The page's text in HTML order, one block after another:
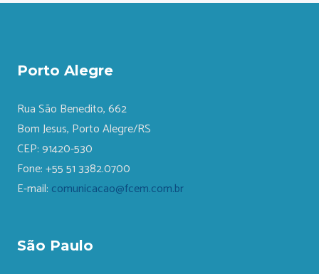
Porto Alegre
Rua São Benedito, 662
Bom Jesus, Porto Alegre/RS
CEP: 91420-530
Fone: +55 51 3382.0700
E-mail: comunicacao@fcem.com.br
São Paulo